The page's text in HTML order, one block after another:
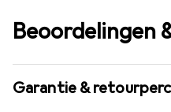
Beoordelingen
Garantie &